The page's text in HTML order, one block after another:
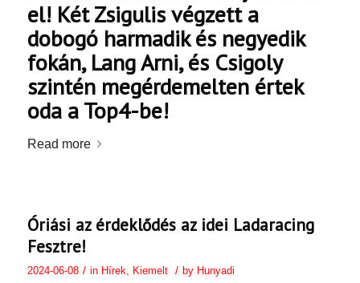
el! Két Zsigulis végzett a
dobogó harmadik és negyedik
fokán, Lang Arni, és Csigoly
szintén megérdemelten értek
oda a Top4-be!
Read more
Óriási az érdeklődés az idei Ladaracing
Fesztre!
2024-06-08 / in Hírek Kiemelt / by Hunyadi